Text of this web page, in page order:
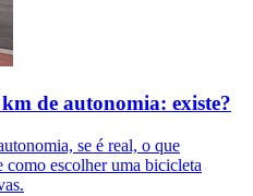
de autonomia: existe?
se é real, o que
escolher uma bicicleta